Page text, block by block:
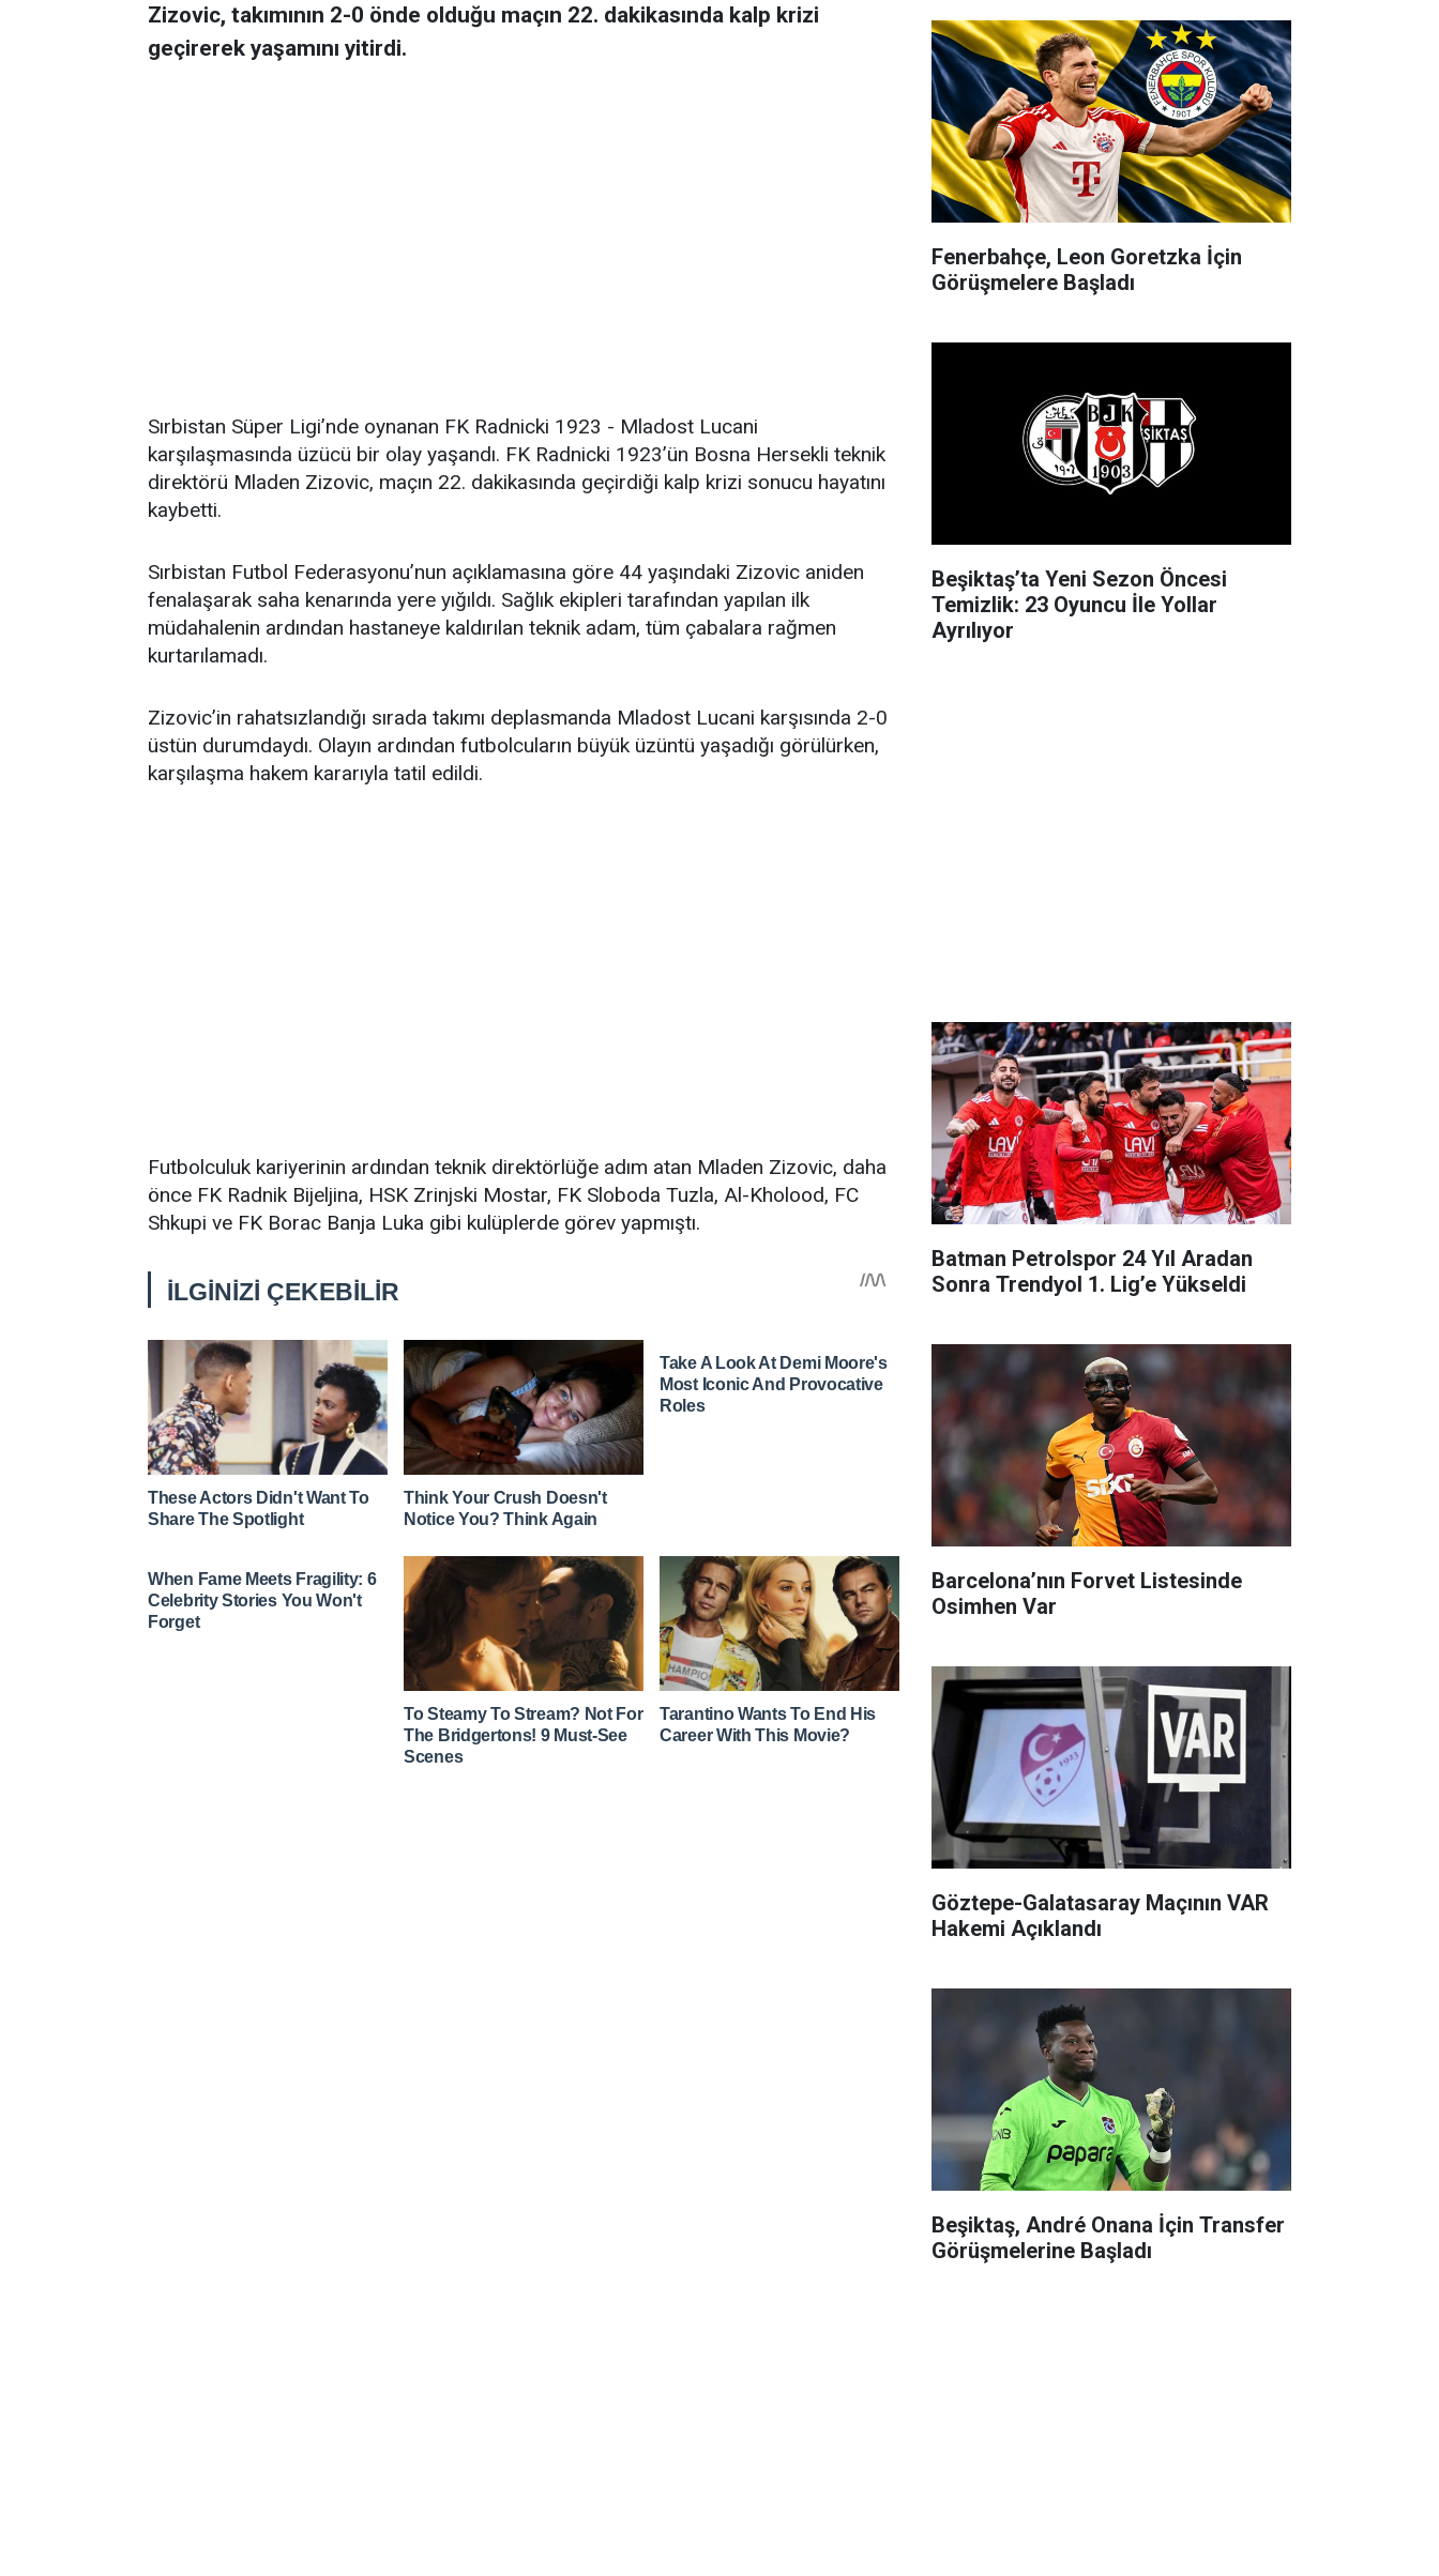
Zizovic, takımının 2-0 önde olduğu maçın 22. dakikasında kalp krizi
geçirerek yaşamını yitirdi.
Sırbistan Süper Ligi’nde oynanan FK Radnicki 1923 - Mladost Lucani
karşılaşmasında üzücü bir olay yaşandı. FK Radnicki 1923’ün Bosna Hersekli teknik
direktörü Mladen Zizovic, maçın 22. dakikasında geçirdiği kalp krizi sonucu hayatını
kaybetti.
Sırbistan Futbol Federasyonu’nun açıklamasına göre 44 yaşındaki Zizovic aniden
fenalaşarak saha kenarında yere yığıldı. Sağlık ekipleri tarafından yapılan ilk
müdahalenin ardından hastaneye kaldırılan teknik adam, tüm çabalara rağmen
kurtarılamadı.
Zizovic’in rahatsızlandığı sırada takımı deplasmanda Mladost Lucani karşısında 2-0
üstün durumdaydı. Olayın ardından futbolcuların büyük üzüntü yaşadığı görülürken,
karşılaşma hakem kararıyla tatil edildi.
Futbolculuk kariyerinin ardından teknik direktörlüğe adım atan Mladen Zizovic, daha
önce FK Radnik Bijeljina, HSK Zrinjski Mostar, FK Sloboda Tuzla, Al-Kholood, FC
Shkupi ve FK Borac Banja Luka gibi kulüplerde görev yapmıştı.
Fenerbahçe, Leon Goretzka İçin
Görüşmelere Başladı
Beşiktaş’ta Yeni Sezon Öncesi
Temizlik: 23 Oyuncu İle Yollar
Ayrılıyor
Batman Petrolspor 24 Yıl Aradan
Sonra Trendyol 1. Lig’e Yükseldi
Barcelona’nın Forvet Listesinde
Osimhen Var
Göztepe-Galatasaray Maçının VAR
Hakemi Açıklandı
Beşiktaş, André Onana İçin Transfer
Görüşmelerine Başladı